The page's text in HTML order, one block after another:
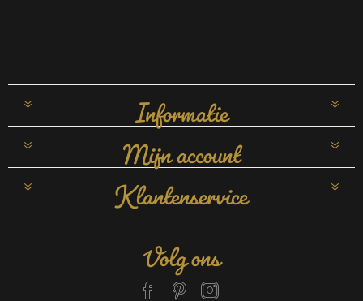
Informatie
Mijn account
Klantenservice
Volg ons